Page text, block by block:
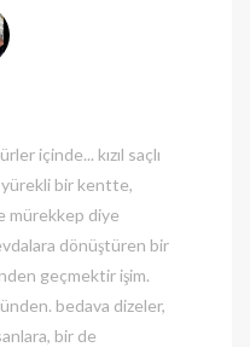
içinde... kızıl saçlı
yürekli bir kentte,
mürekkep diye
dönüştüren bir
geçmektir işim.
bedava dizeler,
bir de